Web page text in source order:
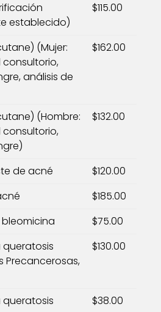
establecido)
$115.00
(Mujer:
análisis de
$162.00
(Hombre:
$132.00
de acné
$120.00
$185.00
$75.00
Precancerosas,
$130.00
$38.00